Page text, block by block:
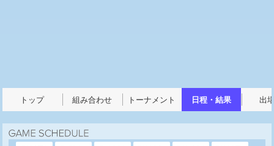
トップ 組み合わせ トーナメント 日程・結果 出